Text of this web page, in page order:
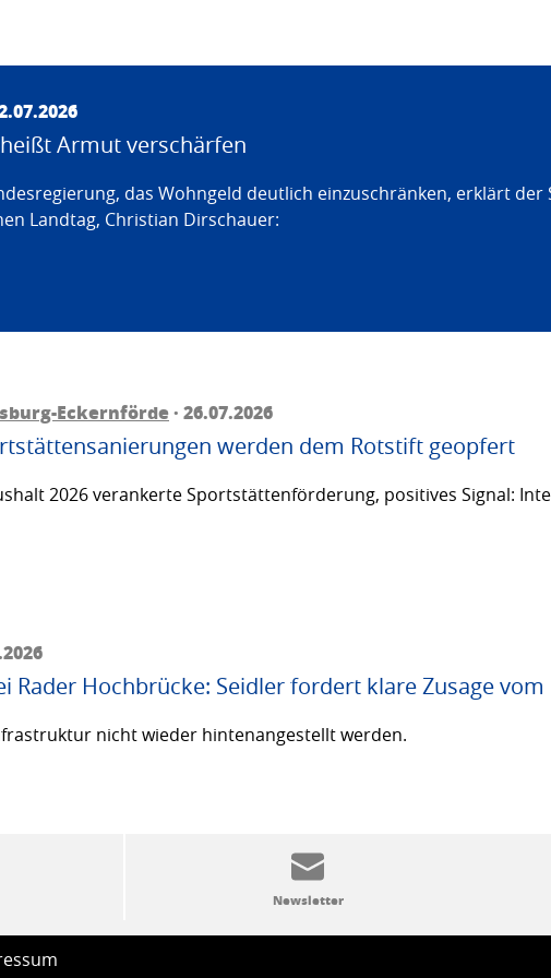
Armut verschärfen
das Wohngeld deutlich einzuschränken, erklärt der
Landtag, Christian Dirschauer:
Eckernförde· 26.07.2026
werden dem Rotstift geopfert
2026 verankerte Sportstättenförderung, positives Signal:
Rader Hochbrücke: Seidler fordert klare Zusage vom
nicht wieder hintenangestellt werden.